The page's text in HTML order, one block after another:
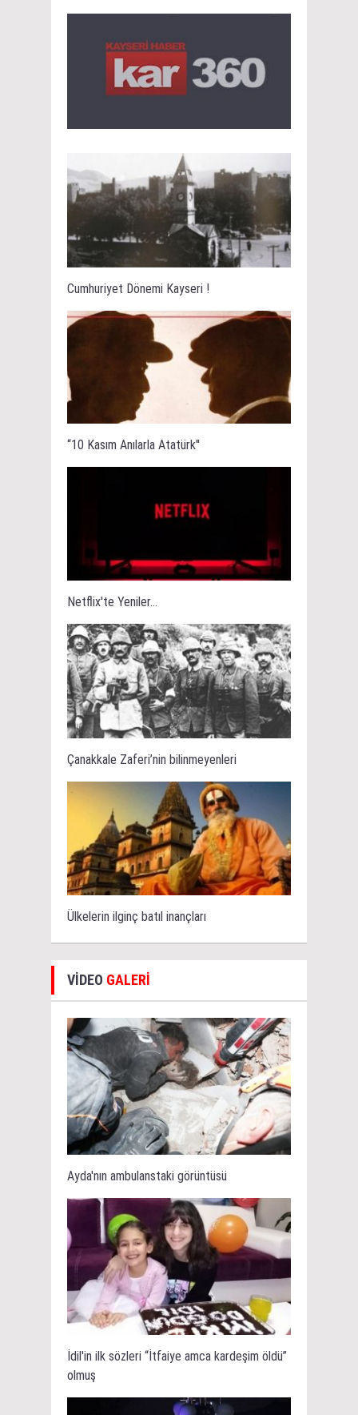
Cumhuriyet Dönemi Kayseri !
“10 Kasım Anılarla Atatürk''
Netflix'te Yeniler...
Çanakkale Zaferi’nin bilinmeyenleri
Ülkelerin ilginç batıl inançları
VİDEO GALERİ
Ayda'nın ambulanstaki görüntüsü
İdil'in ilk sözleri “İtfaiye amca kardeşim öldü”
olmuş